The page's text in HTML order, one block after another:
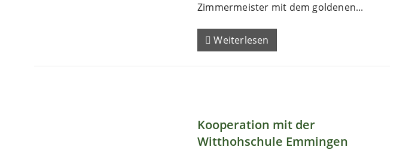
Zimmermeister mit dem goldenen...
Weiterlesen
Kooperation mit der
Witthohschule Emmingen